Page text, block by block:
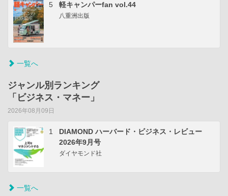
5 軽キャンパーfan vol.44
八重洲出版
一覧へ
ジャンル別ランキング
「ビジネス・マネー」
2026年08月09日
1
DIAMOND ハーバード・ビジネス・レビュー
2026年9月号
ダイヤモンド社
一覧へ